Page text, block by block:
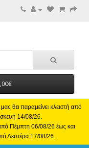
θα παραμείνει κλειστή από
14/08/26.
Πέμπτη 06/08/26 έως και
Δευτέρα 17/08/26.